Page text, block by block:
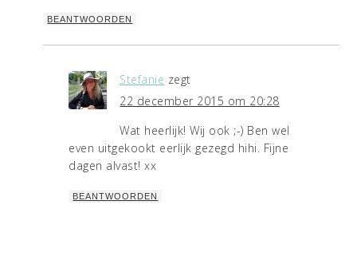
BEANTWOORDEN
Stefanie zegt
22 december 2015 om 20:28
Wat heerlijk! Wij ook ;-) Ben wel
even uitgekookt eerlijk gezegd hihi. Fijne
dagen alvast! xx
BEANTWOORDEN